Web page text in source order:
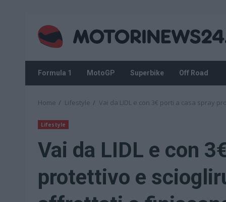
content
Formula 1 MotoGP Superbike Off Road
Home Lifestyle Vai da LIDL e con 3€ porti a casa spray
Lifestyle
Vai da LIDL e con
protettivo e